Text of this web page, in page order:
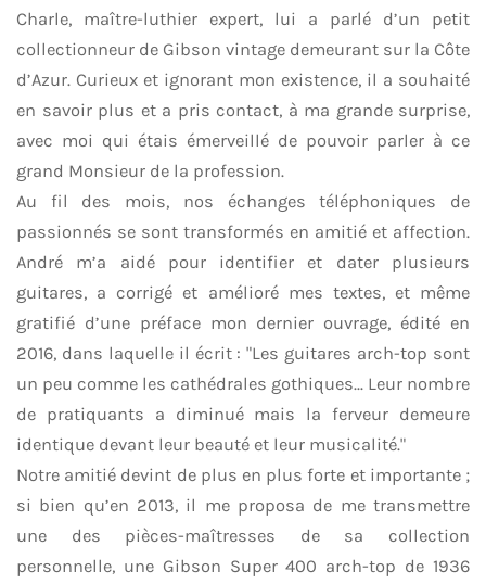
Charle, maître-luthier expert, lui a parlé d’un petit
collectionneur de Gibson vintage demeurant sur la Côte
d’Azur. Curieux et ignorant mon existence, il a souhaité
en savoir plus et a pris contact, à ma grande surprise,
avec moi qui étais émerveillé de pouvoir parler à ce
grand Monsieur de la profession.
Au fil des mois, nos échanges téléphoniques de
passionnés se sont transformés en amitié et affection.
André m’a aidé pour identifier et dater plusieurs
guitares, a corrigé et amélioré mes textes, et même
gratifié d’une préface mon dernier ouvrage, édité en
2016, dans laquelle il écrit : "Les guitares arch-top sont
un peu comme les cathédrales gothiques... Leur nombre
de pratiquants a diminué mais la ferveur demeure
identique devant leur beauté et leur musicalité."
Notre amitié devint de plus en plus forte et importante ;
si bien qu’en 2013, il me proposa de me transmettre
une des pièces-maîtresses de sa collection
personnelle, une Gibson Super 400 arch-top de 1936